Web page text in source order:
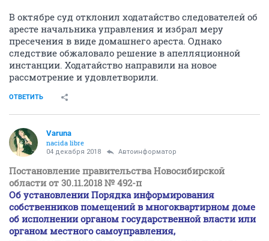
В октябре суд отклонил ходатайство следователей об
аресте начальника управления и избрал меру
пресечения в виде домашнего ареста. Однако
следствие обжаловало решение в апелляционной
инстанции. Ходатайство направили на новое
рассмотрение и удовлетворили.
ОТВЕТИТЬ
Varuna
nacida libre
04 декабря 2018 Автоинформатор
Постановление правительства Новосибирской
области от 30.11.2018 № 492-п
Об установлении Порядка информирования
собственников помещений в многоквартирном доме
об исполнении органом государственной власти или
органом местного самоуправления,